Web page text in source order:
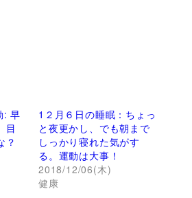
: 早
目
？
1２月６日の睡眠：ちょっ
と夜更かし、でも朝まで
しっかり寝れた気がす
る。運動は大事！
2018/12/06(木)
健康